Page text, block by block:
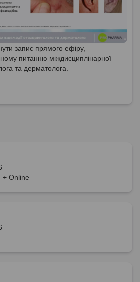
запис прямого ефіру,
питанню міждисциплінарної
та дерматолога.
+ Online